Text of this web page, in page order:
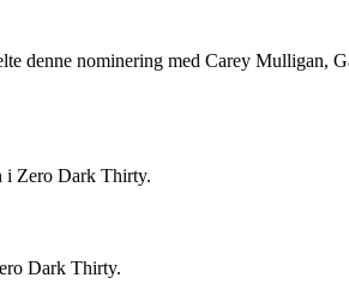
denne nominering med Carey Mulligan,
i Zero Dark Thirty.
Dark Thirty.